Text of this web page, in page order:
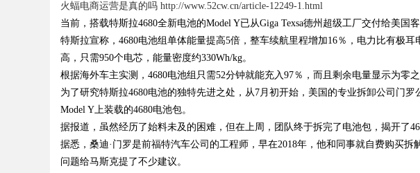
uz
火蝠电商运营是真的吗 http://www.52cw.cn/article-12249-1.html
当前，搭载特斯拉4680全新电池的Model Y已从Giga Texsa德州超级工厂交付给美国客
特斯拉宣称，4680电池组单体能量提高5倍，整车续航里程增加16％，电力比有极
高，只需950个电芯，能量密度约330Wh/kg。
根据海外车主实测，4680电池组只需52分钟就能充入97％，而且剩余电量显示为零
为了研究特斯拉4680电池的独特先进之处，从7月初开始，美国的专业拆卸公司门罗
Model Y上装载的4680电池包。
据报道，虽然经历了始料未及的困难，但在上周，团队终于拆完了电池包，揭开了
据悉，桑迪·门罗是前福特汽车公司的工程师，早在2018年，他和同事就自费购买拆
问题给马斯克提了不少建议。
费信息发布网的价值与应用全 探秘星星影院：带你体验极致观影享
受的独特空间